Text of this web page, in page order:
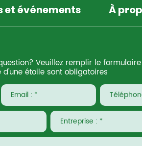
et événements À
Veuillez remplir le
étoile sont obligatoires